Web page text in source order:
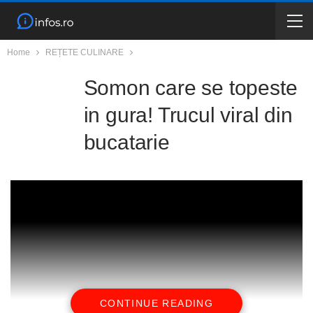
Home REȚETE CULINARE
Somon care se topeste
in gura! Trucul viral din
bucatarie
CONTINUE READING